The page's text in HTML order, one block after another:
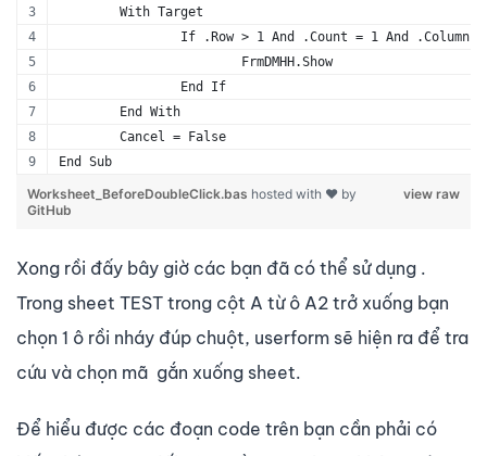
	With Target
			FrmDMHH.Show
		End If
	End With
	Cancel = False
End Sub
view raw
Worksheet_BeforeDoubleClick.bas hosted with ❤ by
GitHub
Xong rồi đấy bây giờ các bạn đã có thể sử dụng .
Trong sheet TEST trong cột A từ ô A2 trở xuống bạn
chọn 1 ô rồi nháy đúp chuột, userform sẽ hiện ra để tra
cứu và chọn mã gắn xuống sheet.
Để hiểu được các đoạn code trên bạn cần phải có